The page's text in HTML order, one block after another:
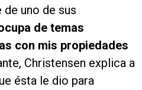
uno de sus
de temas
con mis propiedades
Christensen explica a
ésta le dio para